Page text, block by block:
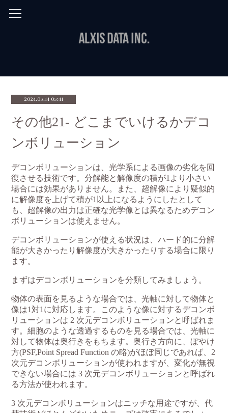
2024.05.14 05:41
その他21- どこまでいけるかデコ
ンボリューション